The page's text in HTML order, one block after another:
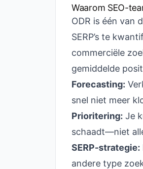
Waarom SEO-
ODR is één van
SERP’s te
commerciële
gemiddelde
Forecasting:
snel niet meer
Prioritering: Je
schaadt—niet
SERP-strategie:
andere type